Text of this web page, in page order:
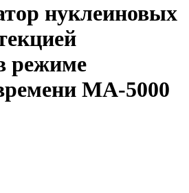
нуклеиновых
режиме
MA-5000